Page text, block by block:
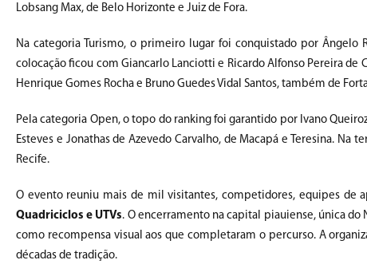
Lobsang Max, de Belo Horizonte e Juiz de Fora.
Na categoria Turismo, o primeiro lugar foi conquistado por Ângelo
colocação ficou com Giancarlo Lanciotti e Ricardo Alfonso Pereira de
Henrique Gomes Rocha e Bruno Guedes Vidal Santos, também de
Pela categoria Open, o topo do ranking foi garantido por Ivano
Esteves e Jonathas de Azevedo Carvalho, de Macapá e Teresina. Na
Recife.
O evento reuniu mais de mil visitantes, competidores, equipes de
Quadriciclos e UTVs. O encerramento na capital piauiense, única
como recompensa visual aos que completaram o percurso. A
décadas de tradição.